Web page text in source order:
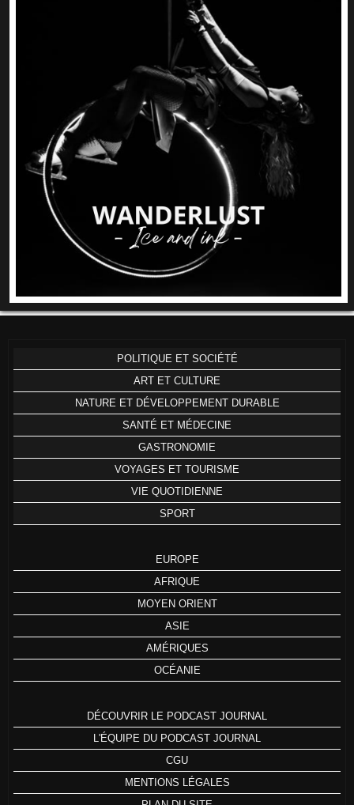
POLITIQUE ET SOCIÉTÉ
ART ET CULTURE
NATURE ET DÉVELOPPEMENT DURABLE
SANTÉ ET MÉDECINE
GASTRONOMIE
VOYAGES ET TOURISME
VIE QUOTIDIENNE
SPORT
EUROPE
AFRIQUE
MOYEN ORIENT
ASIE
AMÉRIQUES
OCÉANIE
DÉCOUVRIR LE PODCAST JOURNAL
L'ÉQUIPE DU PODCAST JOURNAL
CGU
MENTIONS LÉGALES